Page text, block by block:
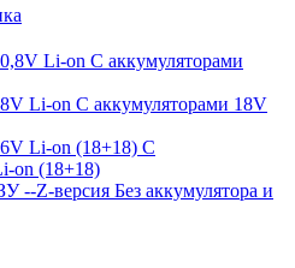
С аккумуляторами
С аккумуляторами 18V
С
on (18+18)
Без аккумулятора и